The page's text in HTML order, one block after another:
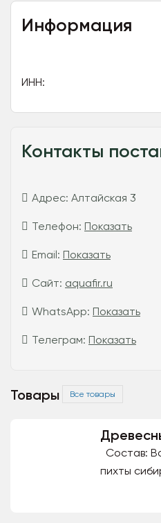
Информация
ИНН:
Контакты
Адрес: Алтайская 3
Телефон: Показать
Email: Показать
Сайт: aquafir.ru
WhatsApp: Показать
Телеграм: Показать
Товары Все товары
Состав:
пихты